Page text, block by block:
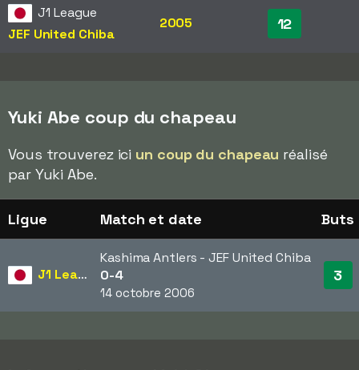
J1 League
JEF United Chiba
2005 12
Yuki Abe coup du chapeau
Vous trouverez ici un coup du chapeau réalisé
par Yuki Abe.
Ligue Match et date Buts
J1 League
Kashima Antlers - JEF United Chiba
0-4
14 octobre 2006
3